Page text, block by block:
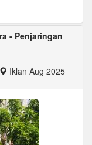
- Penjaringan
Iklan Aug 2025